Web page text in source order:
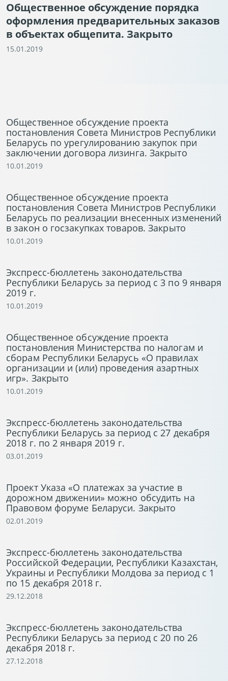
Общественное обсуждение порядка
оформления предварительных заказов
в объектах общепита. Закрыто
15.01.2019
Общественное обсуждение проекта
постановления Совета Министров Республики
Беларусь по урегулированию закупок при
заключении договора лизинга. Закрыто
10.01.2019
Общественное обсуждение проекта
постановления Совета Министров Республики
Беларусь по реализации внесенных изменений
в закон о госзакупках товаров. Закрыто
10.01.2019
Экспресс-бюллетень законодательства
Республики Беларусь за период с 3 по 9 января
2019 г.
10.01.2019
Общественное обсуждение проекта
постановления Министерства по налогам и
сборам Республики Беларусь «О правилах
организации и (или) проведения азартных
игр». Закрыто
10.01.2019
Экспресс-бюллетень законодательства
Республики Беларусь за период с 27 декабря
2018 г. по 2 января 2019 г.
03.01.2019
Проект Указа «О платежах за участие в
дорожном движении» можно обсудить на
Правовом форуме Беларуси. Закрыто
02.01.2019
Экспресс-бюллетень законодательства
Российской Федерации, Республики Казахстан,
Украины и Республики Молдова за период с 1
по 15 декабря 2018 г.
29.12.2018
Экспресс-бюллетень законодательства
Республики Беларусь за период с 20 по 26
декабря 2018 г.
27.12.2018